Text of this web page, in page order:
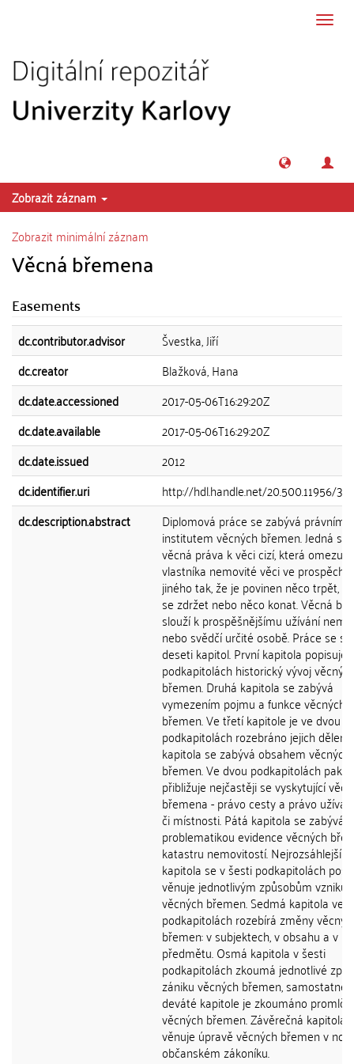
Zobrazit záznam
Zobrazit minimální záznam
Věcná břemena
Easements
dc.contributor.advisor
Švestka, Jiří
dc.creator
Blažková, Hana
dc.date.accessioned
2017-05-06T16:29:20Z
dc.date.available
2017-05-06T16:29:20Z
dc.date.issued
2012
dc.identifier.uri
http://hdl.handle.net/20.500.11956/
dc.description.abstract
Diplomová práce se zabývá právním
institutem věcných břemen. Jedná se
věcná práva k věci cizí, která omezují
vlastníka nemovité věci ve prospěch
jiného tak, že je povinen něco trpět,
se zdržet nebo něco konat. Věcná
slouží k prospěšnějšímu užívání
nebo svědčí určité osobě. Práce se
deseti kapitol. První kapitola popisuje
podkapitolách historický vývoj
břemen. Druhá kapitola se zabývá
vymezením pojmu a funkce věcných
břemen. Ve třetí kapitole je ve dvou
podkapitolách rozebráno jejich
kapitola se zabývá obsahem věcných
břemen. Ve dvou podkapitolách pak
přibližuje nejčastěji se vyskytující
břemena - právo cesty a právo
či místnosti. Pátá kapitola se zabývá
problematikou evidence věcných
katastru nemovitostí. Nejrozsáhlejší
kapitola se v šesti podkapitolách
věnuje jednotlivým způsobům vzniku
věcných břemen. Sedmá kapitola ve
podkapitolách rozebírá změny
břemen: v subjektech, v obsahu a v
předmětu. Osmá kapitola v šesti
podkapitolách zkoumá jednotlivé
zániku věcných břemen, samostatně,
deváté kapitole je zkoumáno
věcných břemen. Závěrečná kapitola
věnuje úpravě věcných břemen v
občanském zákoníku.